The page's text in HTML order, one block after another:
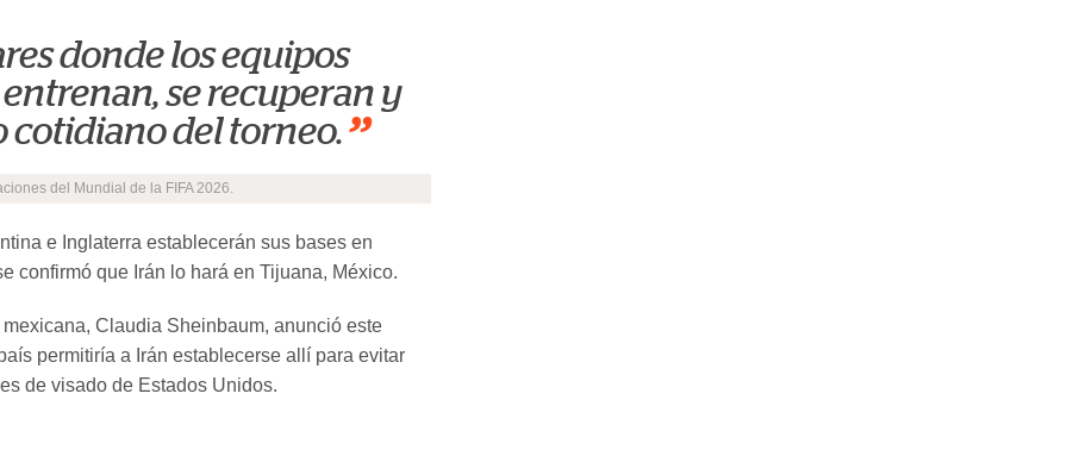
donde los equipos
se recuperan y
cotidiano del torneo.”
del Mundial de la FIFA 2026.
e Inglaterra establecerán sus bases en
confirmó que Irán lo hará en Tijuana, México.
Claudia Sheinbaum, anunció este
permitiría a Irán establecerse allí para evitar
de visado de Estados Unidos.